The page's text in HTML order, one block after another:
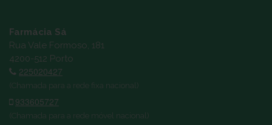
Farmácia Sá
Rua Vale Formoso, 181
4200-512 Porto
225020427
(Chamada para a rede fixa nacional)
933605727
(Chamada para a rede móvel nacional)